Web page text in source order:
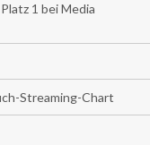
1 bei Media
Streaming-Chart